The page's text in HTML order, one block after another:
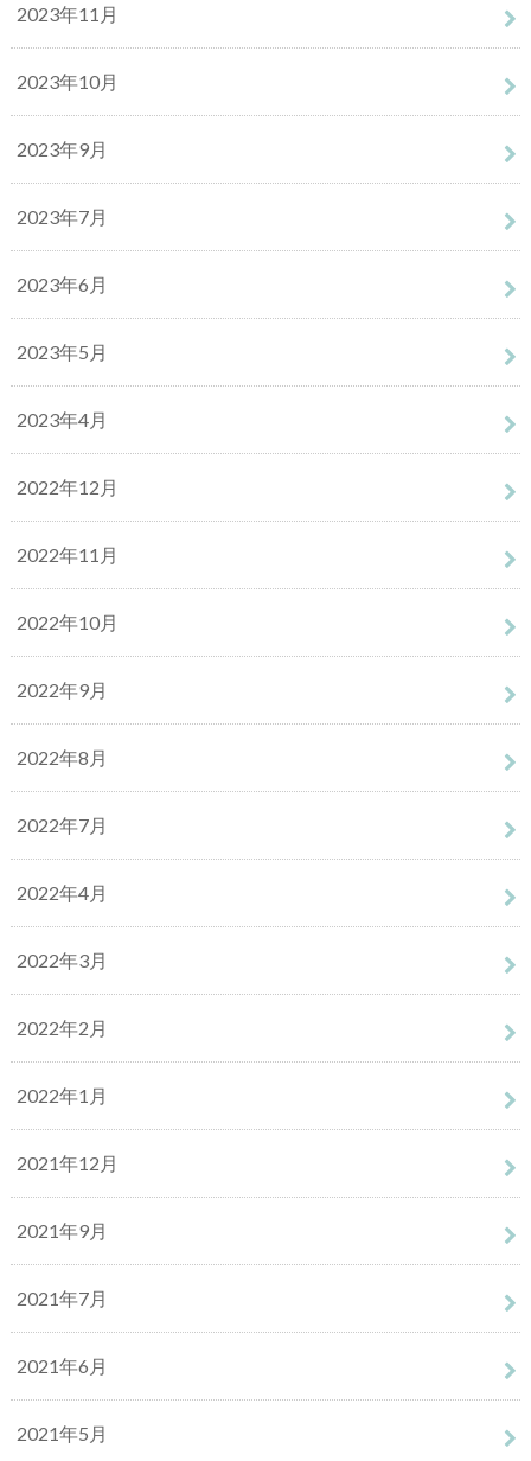
2023年11月
2023年10月
2023年9月
2023年7月
2023年6月
2023年5月
2023年4月
2022年12月
2022年11月
2022年10月
2022年9月
2022年8月
2022年7月
2022年4月
2022年3月
2022年2月
2022年1月
2021年12月
2021年9月
2021年7月
2021年6月
2021年5月